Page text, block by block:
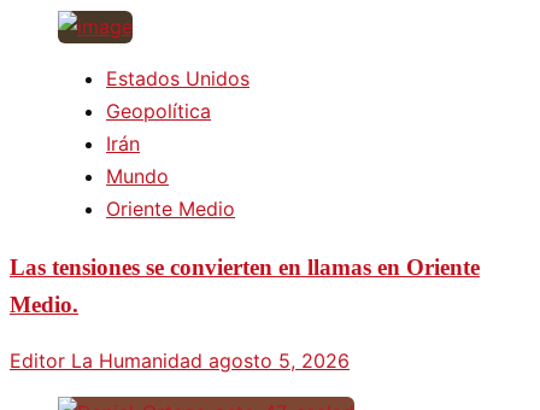
Estados Unidos
Geopolítica
Irán
Mundo
Oriente Medio
Las tensiones se convierten en llamas en Oriente
Medio.
Editor La Humanidad agosto 5, 2026